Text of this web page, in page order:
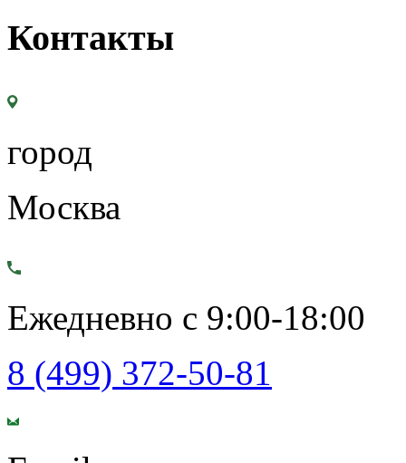
Контакты
город
Москва
Ежедневно с 9:00-18:00
8 (499) 372-50-81